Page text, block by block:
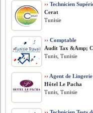
›› Technicien
Cerat
Tunisie
›› Comptable
Audit Tax &Amp;
Tunis, Tunisie
›› Agent de Lingerie
Hôtel Le Pacha
Tunis, Tunisie